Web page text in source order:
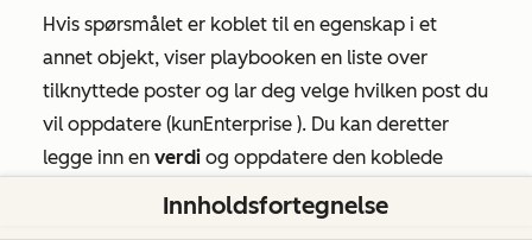
Hvis spørsmålet er koblet til en egenskap i et
annet objekt, viser playbooken en liste over
tilknyttede poster og lar deg velge hvilken post du
vil oppdatere (kunEnterprise ). Du kan deretter
legge inn en verdi og oppdatere den koblede
CRM-egenskapen når du logger interaksjonen.
Innholdsfortegnelse